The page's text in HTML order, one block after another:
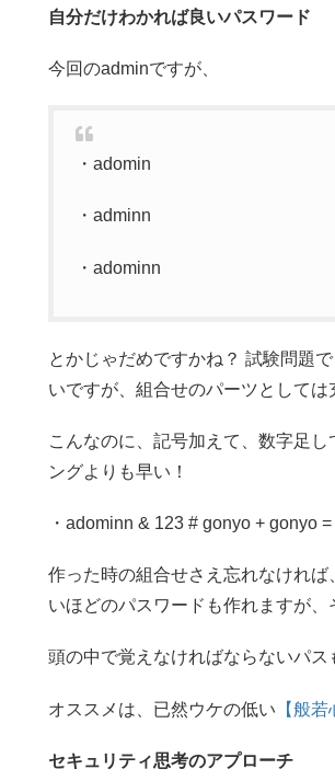
自分だけわかれば良いパスワード
今回のadminですが、
・adomin
・adminn
・adominn
とかじゃだめですかね？ 試験問題
いですが、組合せのパーツとしては
こんなのに、記号加えて、数字足
ングよりも早い！
・adominn & 123 # gonyo + gonyo
作った時の組合せさえ忘れなけれ
いほどのパスワードも作れますが、
頭の中で覚えなければならないパス
オススメは、已然ウケの低い 【般
セキュリティ思考のアプローチ